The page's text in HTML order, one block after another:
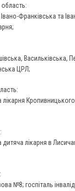
Франківська та
Васильківська,
ЦРЛ;
лікарня в
№8; госпіталь